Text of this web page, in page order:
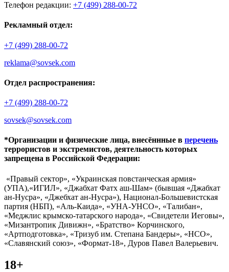
Телефон редакции: +7 (499) 288-00-72
Рекламный отдел:
+7 (499) 288-00-72
reklama@sovsek.com
Отдел распространения:
+7 (499) 288-00-72
sovsek@sovsek.com
*Организации и физические лица, внесённные в перечень
террористов и экстремистов, деятельность которых
запрещена в Российской Федерации:
«Правый сектор», «Украинская повстанческая армия»
(УПА),«ИГИЛ», «Джабхат Фатх аш-Шам» (бывшая «Джабхат
ан-Нусра», «Джебхат ан-Нусра»), Национал-Большевистская
партия (НБП), «Аль-Каида», «УНА-УНСО», «Талибан»,
«Меджлис крымско-татарского народа», «Свидетели Иеговы»,
«Мизантропик Дивижн», «Братство» Корчинского,
«Артподготовка», «Тризуб им. Степана Бандеры», «НСО»,
«Славянский союз», «Формат-18», Дуров Павел Валерьевич.
18+